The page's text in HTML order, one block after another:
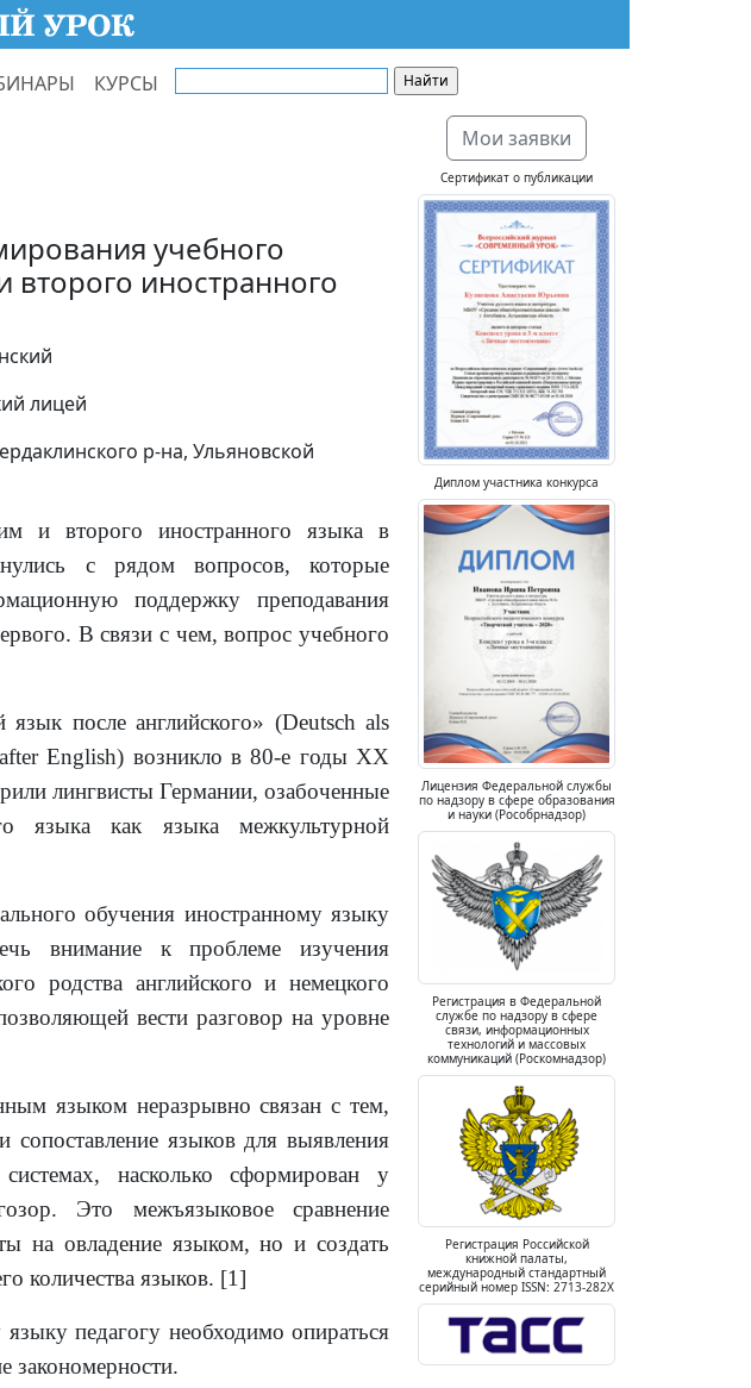
КУРСЫ
учебного
второго иностранного
лицей
р-на, Ульяновской
и второго иностранного языка в
с рядом вопросов, которые
поддержку преподавания
В связи с чем, вопрос учебного
после английского» (Deutsch als
English) возникло в 80-е годы ХХ
лингвисты Германии, озабоченные
языка как языка межкультурной
обучения иностранному языку
внимание к проблеме изучения
родства английского и немецкого
вести разговор на уровне
языком неразрывно связан с тем,
сопоставление языков для выявления
насколько сформирован у
Это межъязыковое сравнение
на овладение языком, но и создать
количества языков. [1]
педагогу необходимо опираться
закономерности.
Мои заявки
Сертификат о публикации
Диплом участника конкурса
Лицензия Федеральной службы
по надзору в сфере образования
и науки (Рособрнадзор)
Регистрация в Федеральной
службе по надзору в сфере
связи, информационных
технологий и массовых
коммуникаций (Роскомнадзор)
Регистрация Российской
книжной палаты,
международный стандартный
серийный номер ISSN: 2713-282X